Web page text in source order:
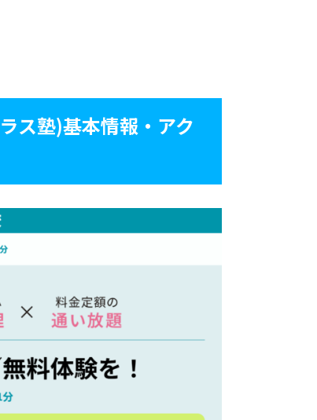
ス塾)基本情報・アク